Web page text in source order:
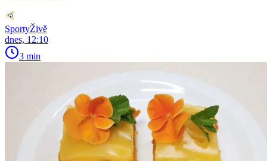
SportyŽivě
dnes, 12:10
3 min